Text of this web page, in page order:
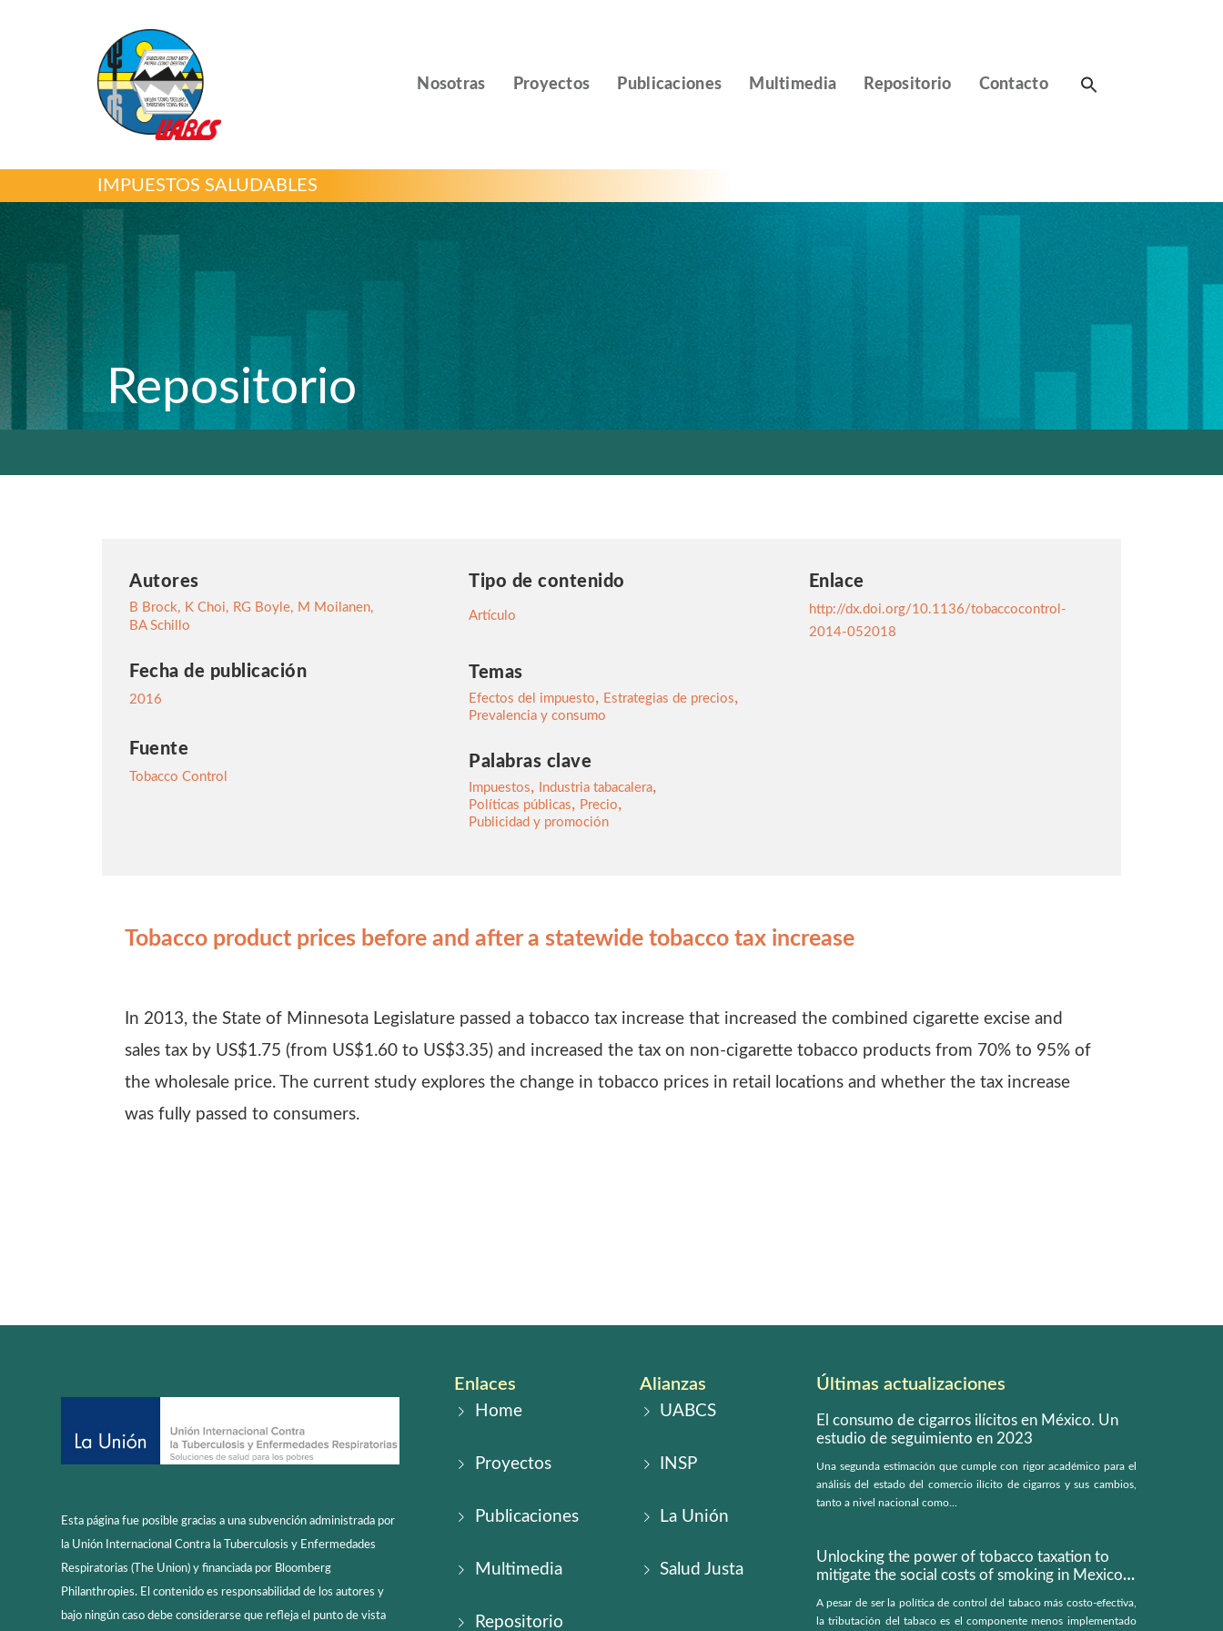
Nosotras Proyectos Publicaciones Multimedia Repositorio Contacto
IMPUESTOS SALUDABLES
Repositorio
Autores
B Brock, K Choi, RG Boyle, M Moilanen,
BA Schillo
Fecha de publicación
2016
Fuente
Tobacco Control
Tipo de contenido
Artículo
Temas
Efectos del impuesto, Estrategias de precios,
Prevalencia y consumo
Palabras clave
Impuestos, Industria tabacalera,
Políticas públicas, Precio,
Publicidad y promoción
Enlace
http://dx.doi.org/10.1136/tobaccocontrol-
2014-052018
Tobacco product prices before and after a statewide tobacco tax increase
In 2013, the State of Minnesota Legislature passed a tobacco tax increase that increased the combined cigarette excise and
sales tax by US$1.75 (from US$1.60 to US$3.35) and increased the tax on non-cigarette tobacco products from 70% to 95% of
the wholesale price. The current study explores the change in tobacco prices in retail locations and whether the tax increase
was fully passed to consumers.
Esta página fue posible gracias a una subvención administrada por
la Unión Internacional Contra la Tuberculosis y Enfermedades
Respiratorias (The Union) y financiada por Bloomberg
Philanthropies. El contenido es responsabilidad de los autores y
bajo ningún caso debe considerarse que refleja el punto de vista
Enlaces
Home
Proyectos
Publicaciones
Multimedia
Repositorio
Alianzas
UABCS
INSP
La Unión
Salud Justa
Últimas actualizaciones
El consumo de cigarros ilícitos en México. Un
estudio de seguimiento en 2023
Una segunda estimación que cumple con rigor académico para el
análisis del estado del comercio ilícito de cigarros y sus cambios,
tanto a nivel nacional como...
Unlocking the power of tobacco taxation to
mitigate the social costs of smoking in Mexico:
A pesar de ser la política de control del tabaco más costo-efectiva,
la tributación del tabaco es el componente menos implementado